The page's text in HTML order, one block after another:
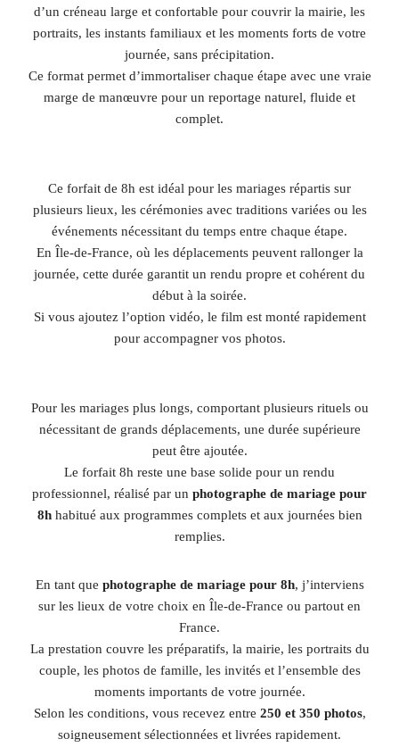
d’un créneau large et confortable pour couvrir la mairie, les
portraits, les instants familiaux et les moments forts de votre
journée, sans précipitation.
Ce format permet d’immortaliser chaque étape avec une vraie
marge de manœuvre pour un reportage naturel, fluide et
complet.
Ce forfait de 8h est idéal pour les mariages répartis sur
plusieurs lieux, les cérémonies avec traditions variées ou les
événements nécessitant du temps entre chaque étape.
En Île-de-France, où les déplacements peuvent rallonger la
journée, cette durée garantit un rendu propre et cohérent du
début à la soirée.
Si vous ajoutez l’option vidéo, le film est monté rapidement
pour accompagner vos photos.
Pour les mariages plus longs, comportant plusieurs rituels ou
nécessitant de grands déplacements, une durée supérieure
peut être ajoutée.
Le forfait 8h reste une base solide pour un rendu
professionnel, réalisé par un photographe de mariage pour
8hhabitué aux programmes complets et aux journées bien
remplies.
En tant que photographe de mariage pour 8h, j’interviens
sur les lieux de votre choix en Île-de-France ou partout en
France.
La prestation couvre les préparatifs, la mairie, les portraits du
couple, les photos de famille, les invités et l’ensemble des
moments importants de votre journée.
Selon les conditions, vous recevez entre 250 et 350 photos,
soigneusement sélectionnées et livrées rapidement.